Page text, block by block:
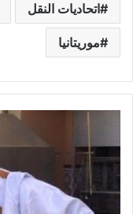
اتحاديات النقل
موريتانيا